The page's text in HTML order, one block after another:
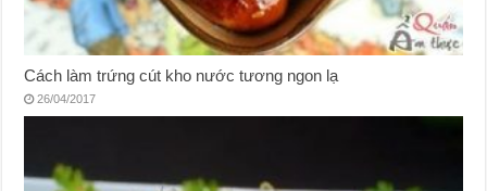
Cách làm trứng cút kho nước tương ngon lạ
26/04/2017